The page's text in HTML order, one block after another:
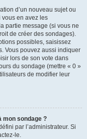
d’un nouveau sujet ou
vous en avez les
partie message (si vous ne
de créer des sondages).
possibles, saisissez
Vous pouvez aussi indiquer
lors de son vote dans
du sondage (mettre « 0 »
de modifier leur
mon sondage ?
par l’administrateur. Si
le.